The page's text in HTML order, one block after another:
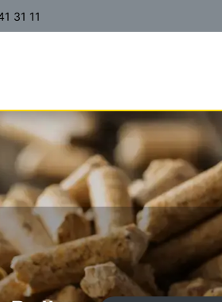
31 11